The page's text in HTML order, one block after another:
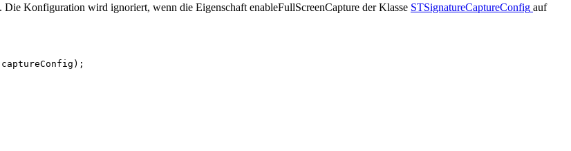
Konfiguration wird ignoriert, wenn die Eigenschaft enableFullScreenCapture der Klasse STSignatureCaptureConfig auf
captureConfig ) ;